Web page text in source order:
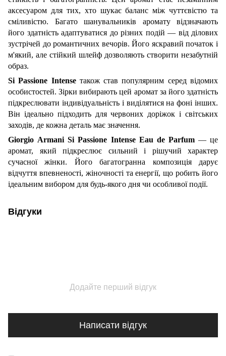
аксесуаром для тих, хто шукає баланс між чуттєвістю та
сміливістю. Багато шанувальників аромату відзначають
його здатність адаптуватися до різних подій — від ділових
зустрічей до романтичних вечорів. Його яскравий початок і
м'який, але стійкий шлейф дозволяють створити незабутній
образ.
Si Passione Intenseтакож став популярним серед відомих
особистостей. Зірки вибирають цей аромат за його здатність
підкреслювати індивідуальність і виділятися на фоні інших.
Він ідеально підходить для червоних доріжок і світських
заходів, де кожна деталь має значення.
Giorgio Armani Si Passione Intense Eau de Parfum— це
аромат, який підкреслює сильний і рішучий характер
сучасної жінки. Його багатогранна композиція дарує
відчуття впевненості, жіночності та енергії, що робить його
ідеальним вибором для будь-якого дня чи особливої події.
Відгуки
Додайте перший відгук
Написати відгук